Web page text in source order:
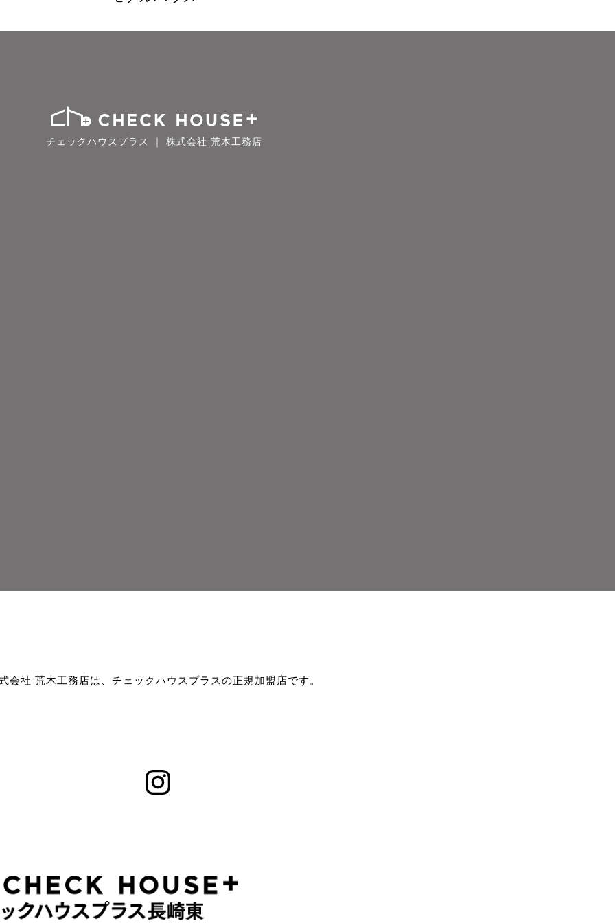
チェックハウスプラス ｜ 株式会社 荒木工務店
会社 荒木工務店は、チェックハウスプラスの正規加盟店です。